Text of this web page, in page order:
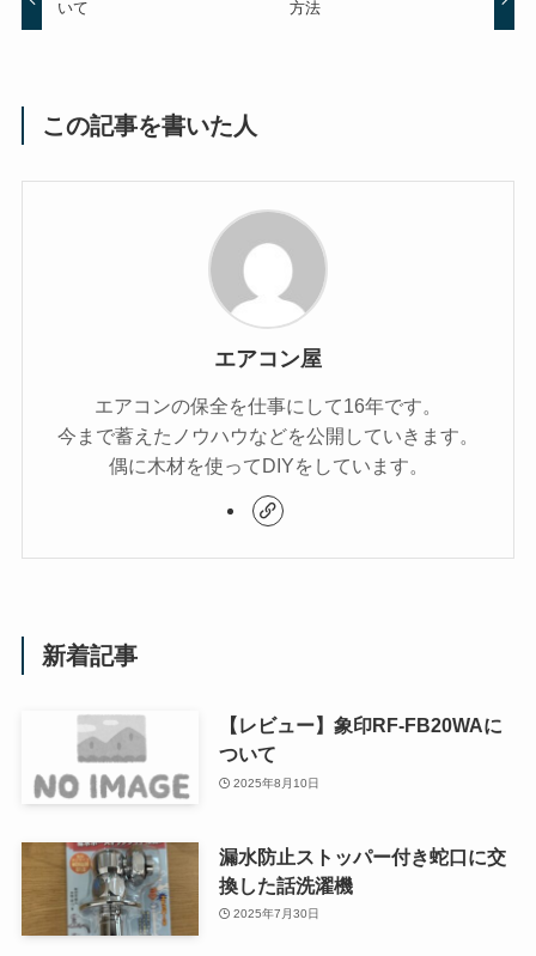
いて 方法
この記事を書いた人
エアコン屋
エアコンの保全を仕事にして16年です。
今まで蓄えたノウハウなどを公開していきます。
偶に木材を使ってDIYをしています。
新着記事
【レビュー】象印RF-FB20WAに
ついて
2025年8月10日
漏水防止ストッパー付き蛇口に交
換した話洗濯機
2025年7月30日